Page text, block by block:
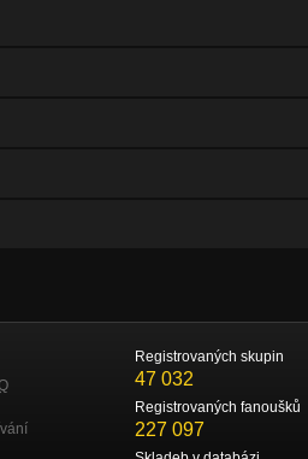
Registrovaných skupin
47 032
Registrovaných fanoušků
227 097